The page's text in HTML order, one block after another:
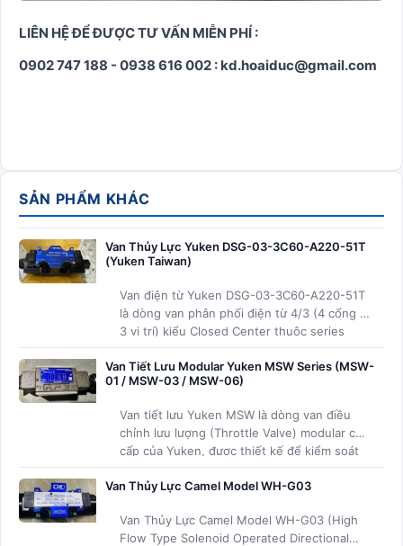
LIÊN HỆ ĐỂ ĐƯỢC TƯ VẤN MIỄN PHÍ :
0902 747 188 - 0938 616 002 : kd.hoaiduc@gmail.com
SẢN PHẨM KHÁC
Van Thủy Lực Yuken DSG-03-3C60-A220-51T
(Yuken Taiwan)
Van điện từ Yuken DSG-03-3C60-A220-51T
là dòng van phân phối điện từ 4/3 (4 cổng –
3 vị trí) kiểu Closed Center thuộc series
DSG-03 size lớn của Yuken Taiwan
Van Tiết Lưu Modular Yuken MSW Series (MSW-
01 / MSW-03 / MSW-06)
Van tiết lưu Yuken MSW là dòng van điều
chỉnh lưu lượng (Throttle Valve) modular cao
cấp của Yuken, được thiết kế để kiểm soát
tốc độ chuyển động của xi lanh thủy lực một
cách chính xác và ổn định.
Van Thủy Lực Camel Model WH-G03
Van Thủy Lực Camel Model WH-G03 (High
Flow Type Solenoid Operated Directional